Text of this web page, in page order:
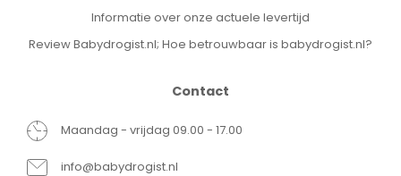
Informatie over onze actuele levertijd
Review Babydrogist.nl; Hoe betrouwbaar is babydrogist.nl?
Contact
Maandag - vrijdag 09.00 - 17.00
info@babydrogist.nl